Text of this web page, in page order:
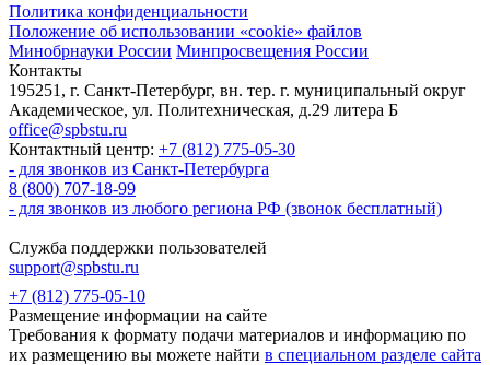
Политика конфиденциальности
Положение об использовании «cookie» файлов
Минобрнауки России Минпросвещения России
Контакты
195251, г. Санкт-Петербург, вн. тер. г. муниципальный округ
Академическое, ул. Политехническая, д.29 литера Б
office@spbstu.ru
Контактный центр: +7 (812) 775-05-30
- для звонков из Санкт-Петербурга
8 (800) 707-18-99
- для звонков из любого региона РФ (звонок бесплатный)
Служба поддержки пользователей
support@spbstu.ru
+7 (812) 775-05-10
Размещение информации на сайте
Требования к формату подачи материалов и информацию по
их размещению вы можете найти в специальном разделе сайта